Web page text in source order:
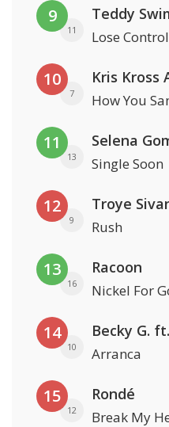
9
11
Teddy
Lose Control
10
7 How You
11
13
Selena
Single Soon
12
9
Troye
Rush
13
16
Racoon
Nickel For
14
10
Becky G.
Arranca
15
12
Rondé
Break My